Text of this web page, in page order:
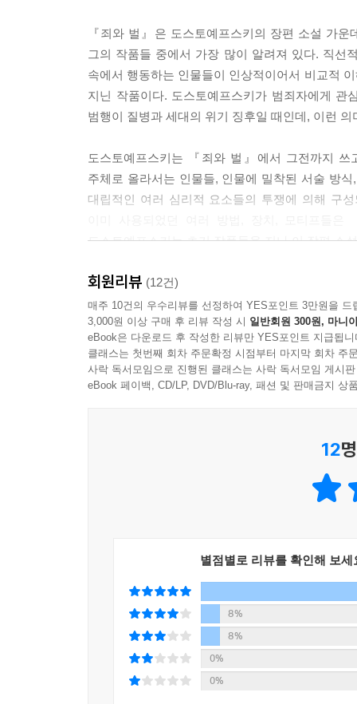
『죄와 벌』은 도스토예프스키의 장편 소설 가
그의 작품들 중에서 가장 많이 알려져 있다. 직선
속에서 행동하는 인물들이 인상적이어서 비교적
지닌 작품이다. 도스토예프스키가 범죄자에게
범행이 질병과 세대의 위기 징후일 때인데, 이런
도스토예프스키는 『죄와 벌』에서 그전까지
주체로 올라서는 인물들, 인물에 밀착된 서술 방
대립적인 여러 심리적 요소들의 투쟁에 의해 구
도스토예프스키는 초기 작품들을 지나 이 장편 소
나폴레옹을 꿈꾸던 오만에 가득 찬 젊은이의
실존적 방황을 그린 러시아 리얼리즘 문학의 걸작
시베리아 유형에서 돌아온 도스토예프스키는 여
대지와 러시아 민중, 신에 대한 사랑과 믿음을 통
하나가 바로 이 『죄와 벌』이다. 작가는 이 작
극단적인 오만과 사회에 대한 경멸이 드러나게
그려낸다. 작가가 여기에서 보여 주고자 하는 것
페테르부르크의 더러운 거리와 골목, 좁은 다락
구역 경찰서 사무실이다. 주인공이 관 같은 그
마지막 품위를 지키려고 안간힘을 쓰는 사람들,
악에 침식되어 있으며, 화려한 거리, 궁전, 다리
부패, 불행, 죽음이다. 같은 시대의 페테르부르크
회원리뷰 (12건)
매주 10건의 우수리뷰를 선정하여 YES포인트 3만원을 드
3,000원 이상 구매 후 리뷰 작성 시 일반회원 300원, 마니
eBook은 다운로드 후 작성한 리뷰만 YES포인트 지급됩니
클래스는 첫번째 회차 주문확정 시점부터 마지막 회차 주
사락 독서모임으로 진행된 클래스는 사락 독서모임 게시
eBook 페이백, CD/LP, DVD/Blu-ray, 패션 및 판매금지 상
12
별점별로 리뷰를 확인해 보세
8%
8%
0%
0%